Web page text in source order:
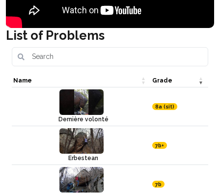
List of Problems
Name Grade
Dernière volonté
8a (sit)
Erbestean
7b+
7b